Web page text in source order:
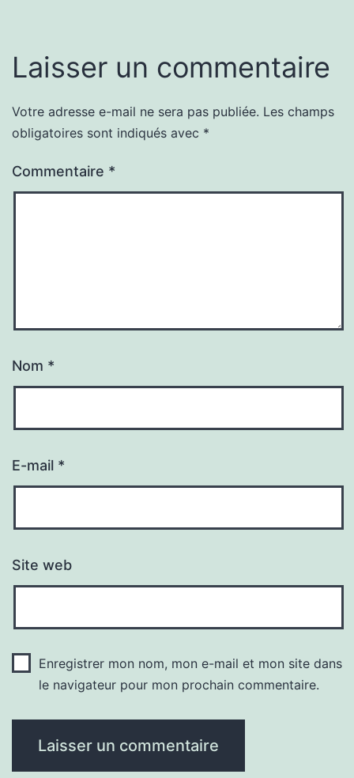
Laisser un commentaire
Votre adresse e-mail ne sera pas publiée. Les champs
obligatoires sont indiqués avec *
Commentaire *
Nom *
E-mail *
Site web
Enregistrer mon nom, mon e-mail et mon site dans
le navigateur pour mon prochain commentaire.